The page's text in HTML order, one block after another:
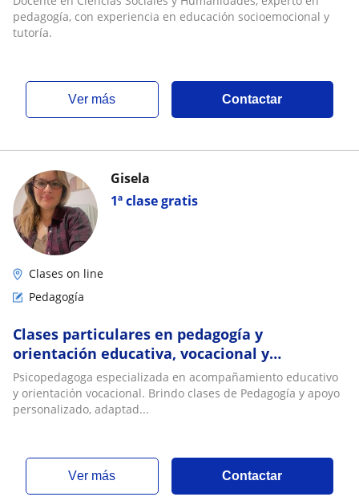
pedagogía, con experiencia en educación socioemocional y
tutoría.
ver más Contactar
1ª clase gratis
Gisela
Clases on line
Pedagogía
Clases particulares en pedagogía y
orientación educativa, vocacional y
ocupacional
Psicopedagoga especializada en acompañamiento educativo
y orientación vocacional. Brindo clases de Pedagogía y apoyo
personalizado, adaptad...
ver más Contactar